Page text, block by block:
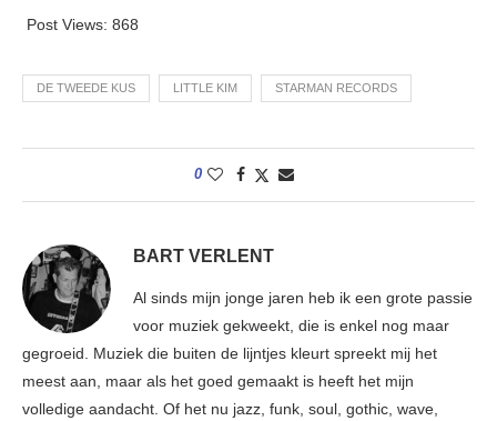
Post Views: 868
DE TWEEDE KUS LITTLE KIM STARMAN RECORDS
0
BART VERLENT
Al sinds mijn jonge jaren heb ik een grote passie
voor muziek gekweekt, die is enkel nog maar
gegroeid. Muziek die buiten de lijntjes kleurt spreekt mij het
meest aan, maar als het goed gemaakt is heeft het mijn
volledige aandacht. Of het nu jazz, funk, soul, gothic, wave,